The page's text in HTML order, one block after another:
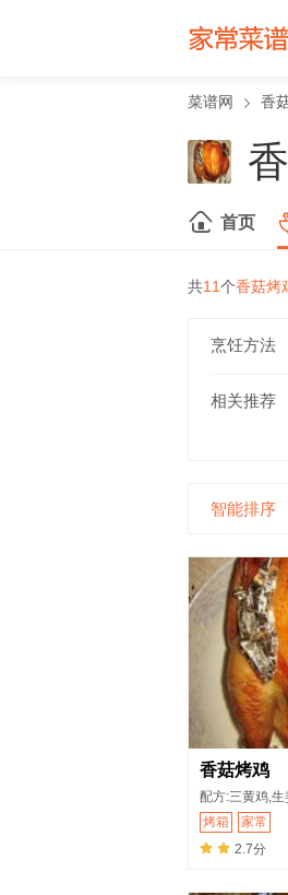
菜谱网 香
首页
共11个香菇烤
烹饪方法
相关推荐
智能排序
香菇烤鸡
配方:三黄鸡,
烤箱
家常
2.7分